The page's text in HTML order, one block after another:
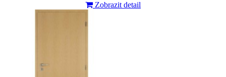
Zobrazit detail